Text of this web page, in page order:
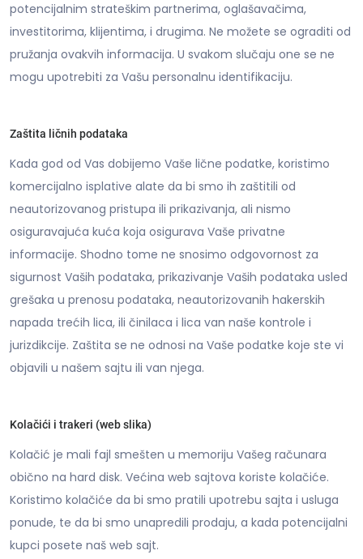
potencijalnim strateškim partnerima, oglašavačima,
investitorima, klijentima, i drugima. Ne možete se ograditi od
pružanja ovakvih informacija. U svakom slučaju one se ne
mogu upotrebiti za Vašu personalnu identifikaciju.
Zaštita ličnih podataka
Kada god od Vas dobijemo Vaše lične podatke, koristimo
komercijalno isplative alate da bi smo ih zaštitili od
neautorizovanog pristupa ili prikazivanja, ali nismo
osiguravajuća kuća koja osigurava Vaše privatne
informacije. Shodno tome ne snosimo odgovornost za
sigurnost Vaših podataka, prikazivanje Vaših podataka usled
grešaka u prenosu podataka, neautorizovanih hakerskih
napada trećih lica, ili činilaca i lica van naše kontrole i
jurizdikcije. Zaštita se ne odnosi na Vaše podatke koje ste vi
objavili u našem sajtu ili van njega.
Kolačići i trakeri (web slika)
Kolačić je mali fajl smešten u memoriju Vašeg računara
obično na hard disk. Većina web sajtova koriste kolačiće.
Koristimo kolačiće da bi smo pratili upotrebu sajta i usluga
ponude, te da bi smo unapredili prodaju, a kada potencijalni
kupci posete naš web sajt.